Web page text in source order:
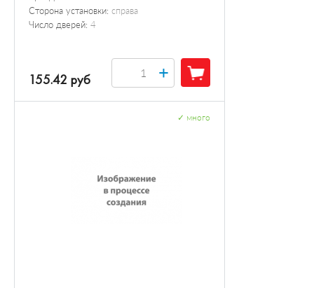
Сторона установки: справа
Число дверей: 4
155.42 руб +
много